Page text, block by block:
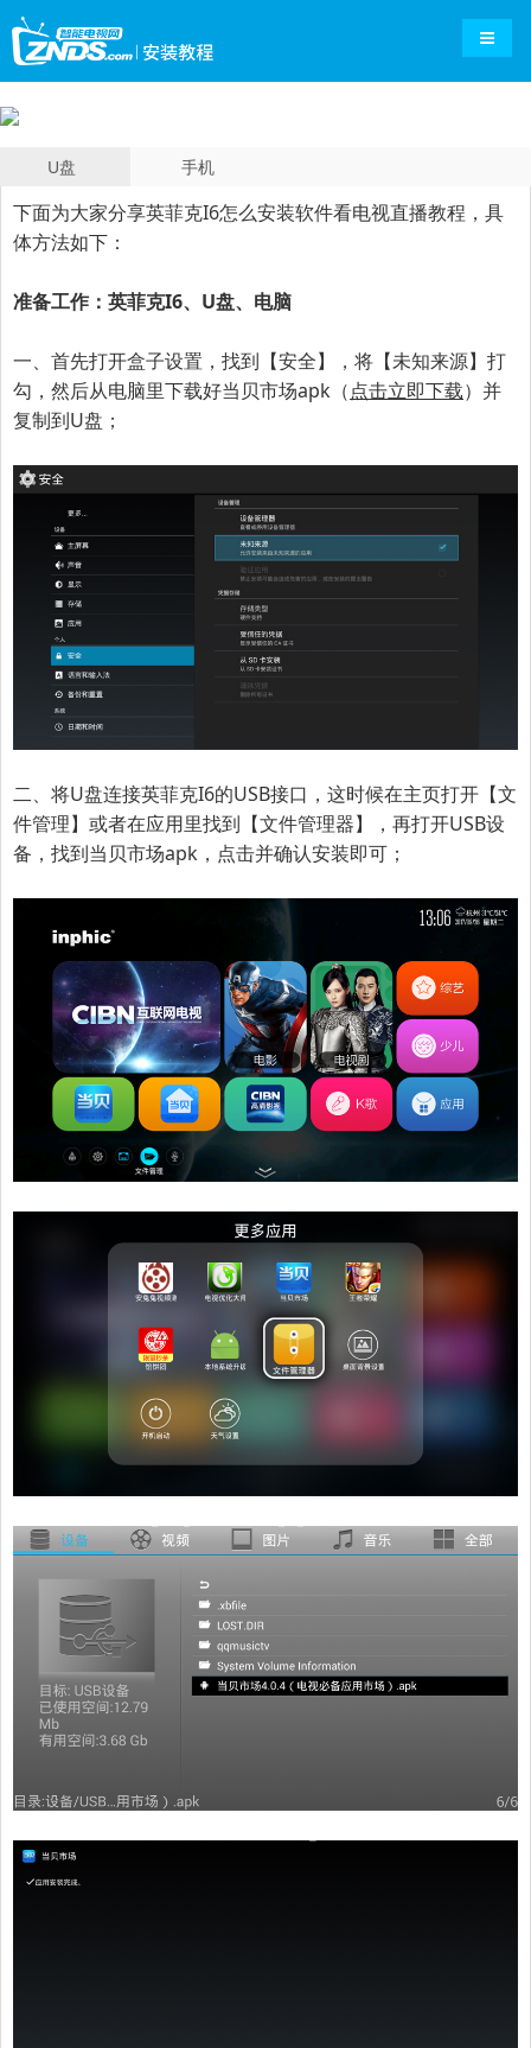
导航
U盘 手机
下面为大家分享英菲克I6怎么安装软件看电视直播教程，具
体方法如下：
准备工作： 英菲克I6、U盘、电脑
一、首先打开盒子设置，找到【安全】，将【未知来源】打
勾，然后从电脑里下载好当贝市场apk（点击立即下载）并
复制到U盘；
二、将U盘连接英菲克I6的USB接口，这时候在主页打开【文
件管理】或者在应用里找到【文件管理器】，再打开USB设
备，找到当贝市场apk，点击并确认安装即可；